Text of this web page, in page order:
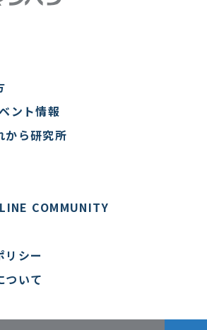
ント情報
から研究所
COMMUNITY
リシー
ついて